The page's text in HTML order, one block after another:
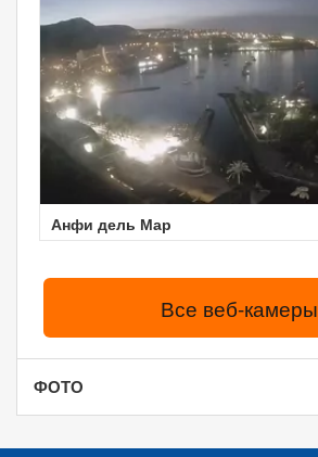
Анфи дель Мар
Все веб-камеры
ФОТО